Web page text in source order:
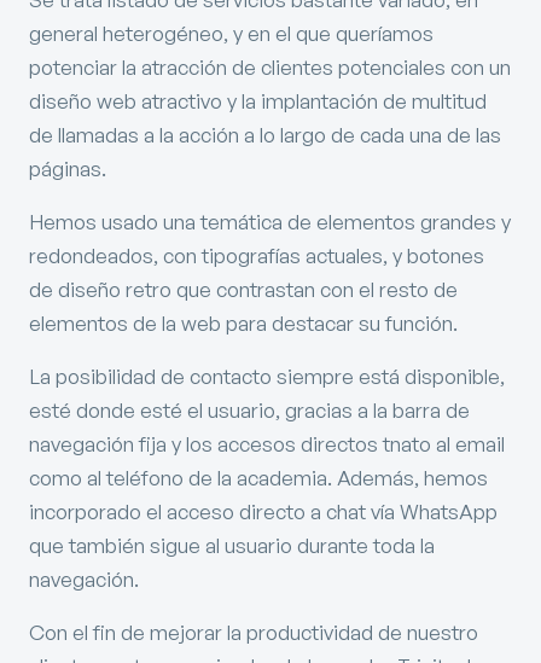
general heterogéneo, y en el que queríamos
potenciar la atracción de clientes potenciales con un
diseño web atractivo y la implantación de multitud
de llamadas a la acción a lo largo de cada una de las
páginas.
Hemos usado una temática de elementos grandes y
redondeados, con tipografías actuales, y botones
de diseño retro que contrastan con el resto de
elementos de la web para destacar su función.
La posibilidad de contacto siempre está disponible,
esté donde esté el usuario, gracias a la barra de
navegación fija y los accesos directos tnato al email
como al teléfono de la academia. Además, hemos
incorporado el acceso directo a chat vía WhatsApp
que también sigue al usuario durante toda la
navegación.
Con el fin de mejorar la productividad de nuestro